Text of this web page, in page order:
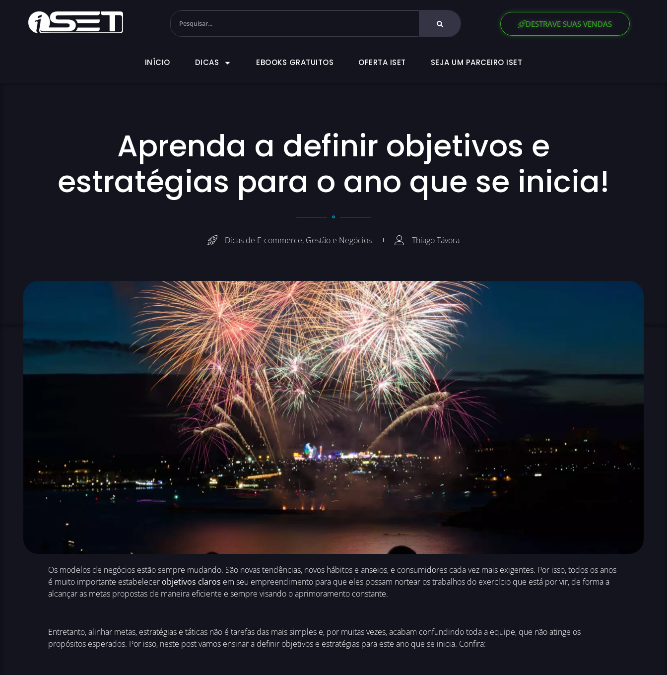
DESTRAVE SUAS VENDAS
INÍCIO DICAS SEJA UM PARCEIRO ISET
INÍCIO DICAS EBOOKS GRATUITOS OFERTA ISET SEJA UM PARCEIRO ISET
Aprenda a definir objetivos e
estratégias para o ano que se inicia!
Dicas de E-commerce, Gestão e Negócios Thiago Távora
Os modelos de negócios estão sempre mudando. São novas tendências, novos hábitos e anseios, e consumidores cada vez mais exigentes. Por isso, todos os anos
é muito importante estabelecer objetivos claros em seu empreendimento para que eles possam nortear os trabalhos do exercício que está por vir, de forma a
alcançar as metas propostas de maneira eficiente e sempre visando o aprimoramento constante.
Entretanto, alinhar metas, estratégias e táticas não é tarefas das mais simples e, por muitas vezes, acabam confundindo toda a equipe, que não atinge os
propósitos esperados. Por isso, neste post vamos ensinar a definir objetivos e estratégias para este ano que se inicia. Confira: